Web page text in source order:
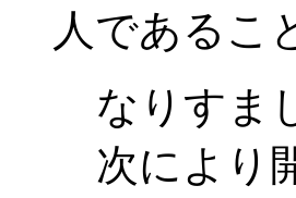
人であるこ
なりすま
次により